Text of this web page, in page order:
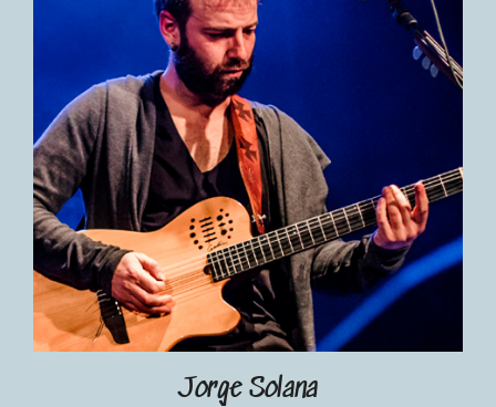
Jorge Solana